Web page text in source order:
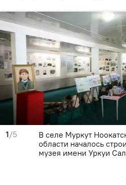
1/5
В селе Муркут
области началось
музея имени Уркуи